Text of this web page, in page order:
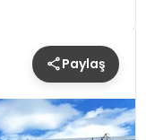
Paylaş